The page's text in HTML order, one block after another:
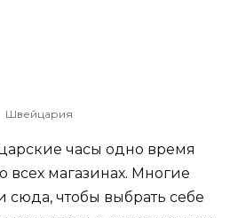
Швейцария
часы одно время
магазинах. Многие
сюда, чтобы выбрать себе